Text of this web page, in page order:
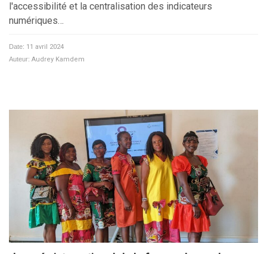
l'accessibilité et la centralisation des indicateurs
numériques…
Date: 11 avril 2024
Auteur: Audrey Kamdem